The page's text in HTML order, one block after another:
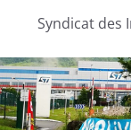
Syndicat des